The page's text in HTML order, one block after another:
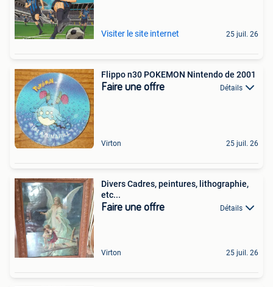
Visiter le site internet 25 juil. 26
Flippo n30 POKEMON Nintendo de 2001
Faire une offre Détails
Virton 25 juil. 26
Divers Cadres, peintures, lithographie,
etc...
Faire une offre Détails
Virton 25 juil. 26